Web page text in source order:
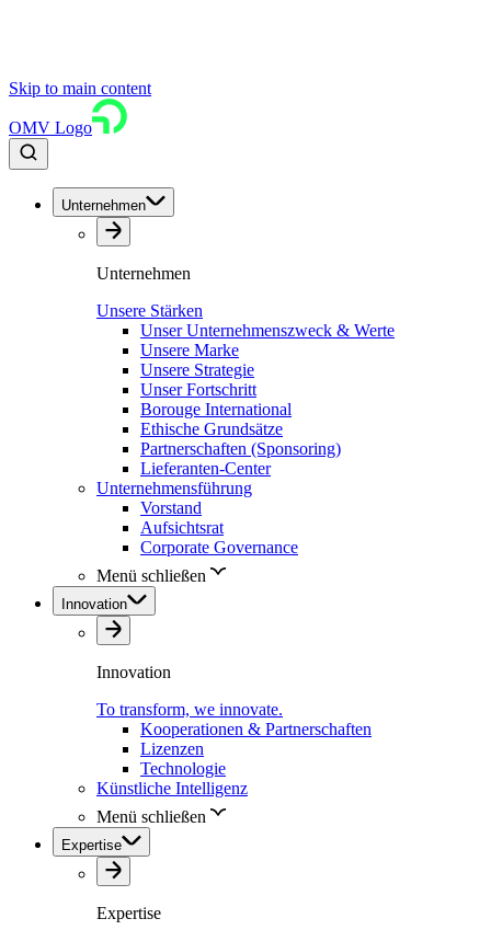
Skip to main content
OMV Logo
Unternehmen
Unternehmen
Unsere Stärken
Unser Unternehmenszweck & Werte
Unsere Marke
Unsere Strategie
Unser Fortschritt
Borouge International
Ethische Grundsätze
Partnerschaften (Sponsoring)
Lieferanten-Center
Unternehmensführung
Vorstand
Aufsichtsrat
Corporate Governance
Menü schließen
Innovation
Innovation
To transform, we innovate.
Kooperationen & Partnerschaften
Lizenzen
Technologie
Künstliche Intelligenz
Menü schließen
Expertise
Expertise